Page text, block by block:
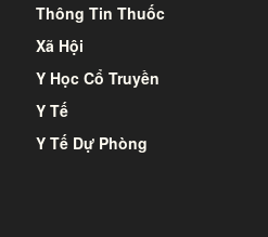
Thông Tin Thuốc
Xã Hội
Y Học Cổ Truyền
Y Tế
Y Tế Dự Phòng